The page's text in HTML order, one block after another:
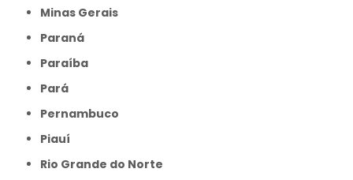
Minas Gerais
Paraná
Paraíba
Pará
Pernambuco
Piauí
Rio Grande do Norte